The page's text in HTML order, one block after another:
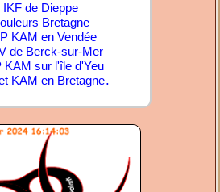
IKF de Dieppe
Bretagne
KAM en Vendée
de Berck-sur-Mer
KAM sur l'île d'Yeu
KAM en Bretagne.